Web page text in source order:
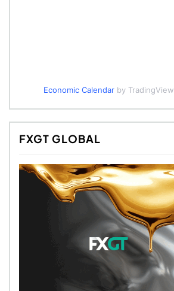
Economic Calendarby TradingView
FXGT GLOBAL